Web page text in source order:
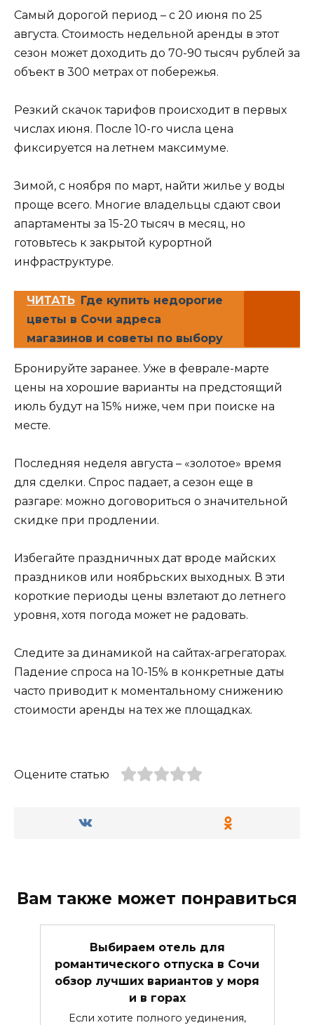
Самый дорогой период – с 20 июня по 25
августа. Стоимость недельной аренды в этот
сезон может доходить до 70-90 тысяч рублей за
объект в 300 метрах от побережья.
Резкий скачок тарифов происходит в первых
числах июня. После 10-го числа цена
фиксируется на летнем максимуме.
Зимой, с ноября по март, найти жилье у воды
проще всего. Многие владельцы сдают свои
апартаменты за 15-20 тысяч в месяц, но
готовьтесь к закрытой курортной
инфраструктуре.
ЧИТАТЬ Где купить недорогие
цветы в Сочи адреса
магазинов и советы по выбору
Бронируйте заранее. Уже в феврале-марте
цены на хорошие варианты на предстоящий
июль будут на 15% ниже, чем при поиске на
месте.
Последняя неделя августа – «золотое» время
для сделки. Спрос падает, а сезон еще в
разгаре: можно договориться о значительной
скидке при продлении.
Избегайте праздничных дат вроде майских
праздников или ноябрьских выходных. В эти
короткие периоды цены взлетают до летнего
уровня, хотя погода может не радовать.
Следите за динамикой на сайтах-агрегаторах.
Падение спроса на 10-15% в конкретные даты
часто приводит к моментальному снижению
стоимости аренды на тех же площадках.
Оцените статью
Вам также может понравиться
Выбираем отель для
романтического отпуска в Сочи
обзор лучших вариантов у моря
и в горах
Если хотите полного уединения,